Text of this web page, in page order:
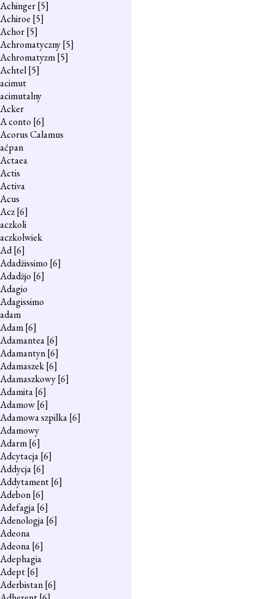
Achinger[5]
Achiroe [5]
Achor[5]
Achromatyczny[5]
Achromatyzm[5]
Achtel[5]
acimut
acimutalny
Acker
A conto [6]
Acorus Calamus
aćpan
Actaea
Actis
Activa
Acus
Acz[6]
aczkoli
aczkolwiek
Ad[6]
Adadżissimo [6]
Adadżjo [6]
Adagio
Adagissimo
adam
Adam[6]
Adamantea[6]
Adamantyn[6]
Adamaszek[6]
Adamaszkowy[6]
Adamita[6]
Adamow[6]
Adamowa szpilka[6]
Adamowy
Adarm[6]
Adcytacja[6]
Addycja[6]
Addytament[6]
Adebon[6]
Adefagja[6]
Adenologja[6]
Adeona
Adeona[6]
Adephagia
Adept[6]
Aderbistan[6]